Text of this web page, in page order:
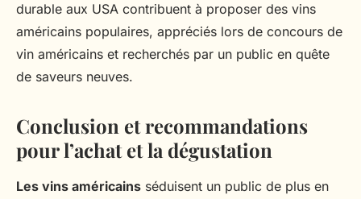
durable aux USA contribuent à proposer des vins
américains populaires, appréciés lors de concours de
vin américains et recherchés par un public en quête
de saveurs neuves.
Conclusion et recommandations
pour l’achat et la dégustation
Les vins américains séduisent un public de plus en